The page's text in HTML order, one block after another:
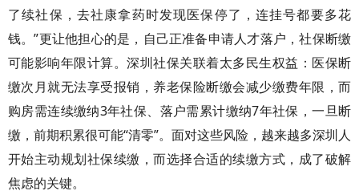
了续社保，去社康拿药时发现医保停了，连挂号都要多花
钱。”更让他担心的是，自己正准备申请人才落户，社保断缴
可能影响年限计算。深圳社保关联着太多民生权益：医保断
缴次月就无法享受报销，养老保险断缴会减少缴费年限，而
购房需连续缴纳3年社保、落户需累计缴纳7年社保，一旦断
缴，前期积累很可能“清零”。面对这些风险，越来越多深圳人
开始主动规划社保续缴，而选择合适的续缴方式，成了破解
焦虑的关键。